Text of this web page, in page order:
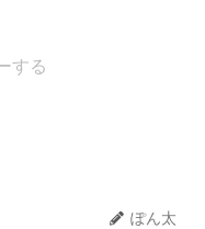
する
ぽん太